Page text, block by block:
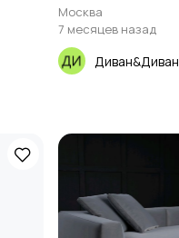
Москва
7 месяцев назад
Диван&Диван